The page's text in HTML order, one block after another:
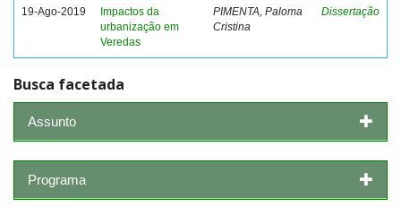
19-Ago-2019
Impactos da
urbanização em
Veredas
PIMENTA, Paloma
Cristina
Dissertação
Busca facetada
Assunto
Programa